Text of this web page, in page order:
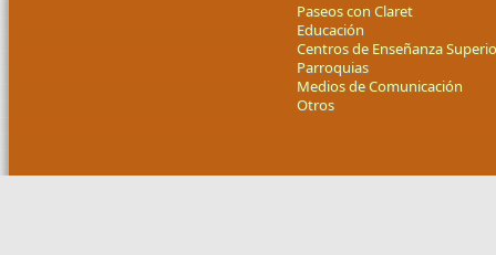
Paseos con Claret
Educación
Centros de Enseñanza
Parroquias
Medios de Comunicación
Otros